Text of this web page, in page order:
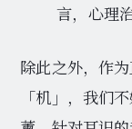
言，心理
除此之外，作
「机」，我们